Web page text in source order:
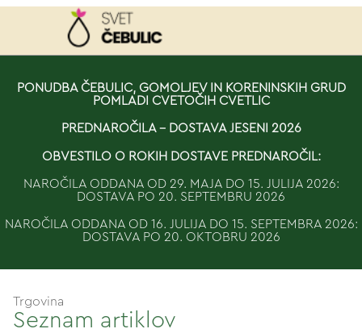
VAŠA KOŠARICA JE
PONUDBA ČEBULIC, GOMOLJEV IN KORENINSKIH GRUD
POMLADI CVETOČIH CVETLIC
PREDNAROČILA - DOSTAVA JESENI 2026
OBVESTILO O ROKIH DOSTAVE PREDNAROČIL:
NAROČILA ODDANA OD 29. MAJA DO 15. JULIJA 2026:
DOSTAVA PO 20. SEPTEMBRU 2026
NAROČILA ODDANA OD 16. JULIJA DO 15. SEPTEMBRA 2026:
DOSTAVA PO 20. OKTOBRU 2026
Trgovina
Seznam artiklov